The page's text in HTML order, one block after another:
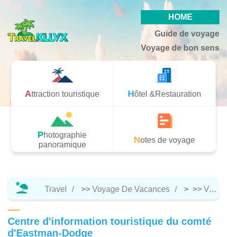
HOME
Guide de voyage
Voyage de bon sens
Attraction touristique Hôtel &Restauration
Photographie
panoramique
Notes de voyage
Travel >> Voyage De Vacances > >> Voyage De Bon Sens
Centre d'information touristique du comté
d'Eastman-Dodge